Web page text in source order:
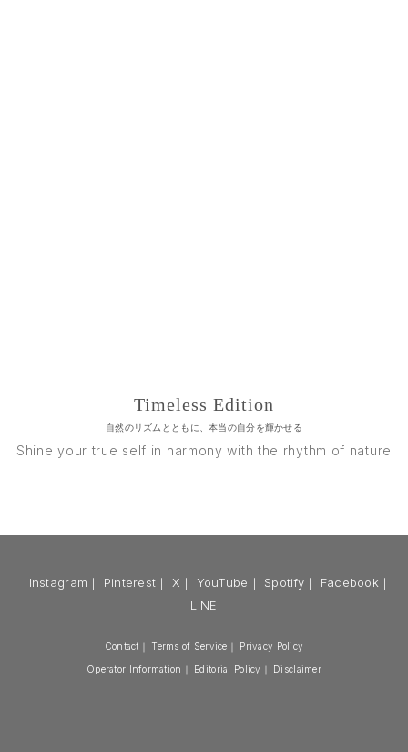
Timeless Edition
自然のリズムとともに、本当の自分を輝かせる
Shine your true self in harmony with the rhythm of nature
Instagram ｜ Pinterest ｜ X ｜ YouTube ｜ Spotify ｜ Facebook｜
LINE
Contact ｜ Terms of Service ｜ Privacy Policy
Operator Information ｜ Editorial Policy ｜ Disclaimer